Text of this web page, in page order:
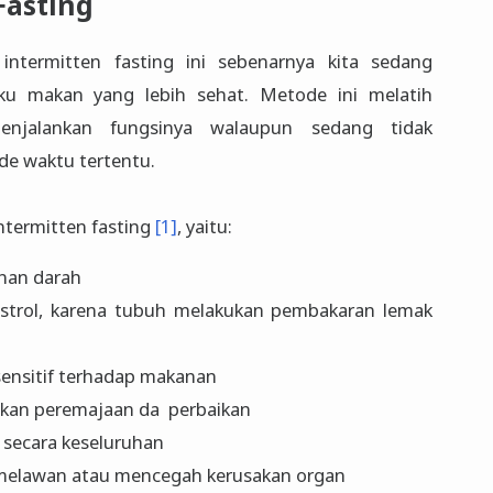
fasting ini sebenarnya kita sedang
makan yang lebih sehat. Metode ini melatih
fungsinya walaupun sedang tidak
waktu tertentu.
fasting [1], yaitu:
darah
karena tubuh melakukan pembakaran lemak
terhadap makanan
peremajaan da perbaikan
keseluruhan
atau mencegah kerusakan organ